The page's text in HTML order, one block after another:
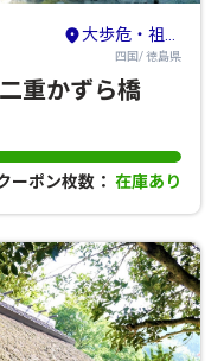
大歩危・祖谷・剣山・吉野川
四国/ 徳島県
重かずら橋
ーポン枚数： 在庫あり